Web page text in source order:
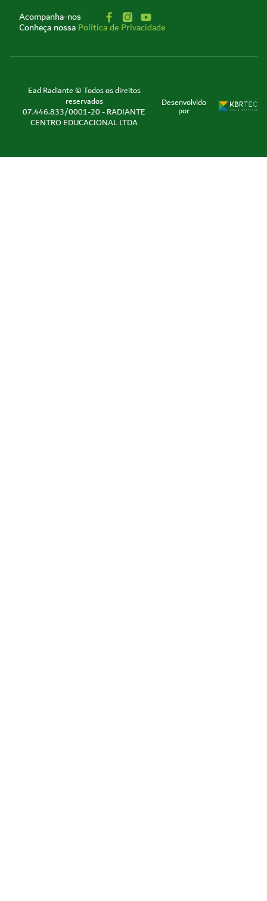
Acompanha-nos
Conheça nossaPolítica de Privacidade
Ead Radiante © Todos os direitos
reservados
07.446.833/0001-20 - RADIANTE
CENTRO EDUCACIONAL LTDA
Desenvolvido
por